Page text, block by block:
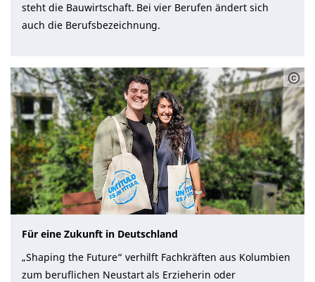
steht die Bauwirtschaft. Bei vier Berufen ändert sich
auch die Berufsbezeichnung.
Für eine Zukunft in Deutschland
„Shaping the Future“ verhilft Fachkräften aus Kolumbien
zum beruflichen Neustart als Erzieherin oder